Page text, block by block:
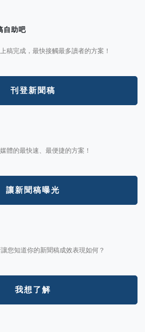
自助吧
稿完成，最快接觸最多讀者的方案！
刊登新聞稿
體的最快速、最便捷的方案！
讓新聞稿曝光
您知道你的新聞稿成效表現如何？
我想了解